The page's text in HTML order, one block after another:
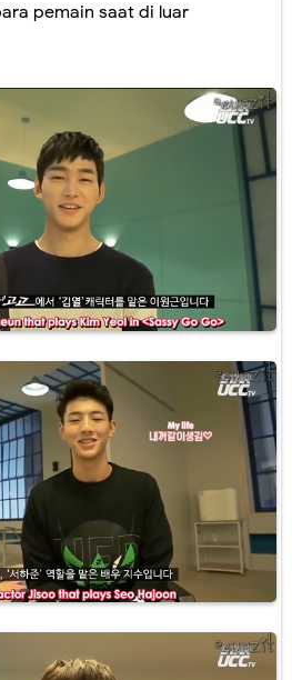
pemain saat di luar